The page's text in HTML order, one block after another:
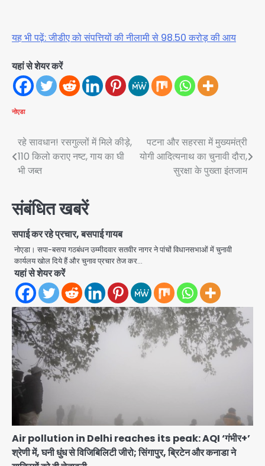
यह भी पढ़ें: जीडीए को संपत्तियों की नीलामी से 98.50 करोड़ की आय
यहां से शेयर करें
नोएडा
Post
navigation
रहे सावधान! रसगुल्लों में मिले कीड़े,
110 किलो कराए नष्ट, गाय का घी
भी जब्त
पटना और सहरसा में मुख्यमंत्री
योगी आदित्यनाथ का चुनावी दौरा,
सुरक्षा के पुख्ता इंतजाम
संबंधित खबरें
सपाई कर रहे प्रचार, बसपाई गायब
नोएडा। सपा-बसपा गठबंधन उम्मीदवार सतवीर नागर ने पांचों विधानसभाओं में चुनावी
कार्यलय खोल दिये हैं और चुनाव प्रचार तेज कर…
यहां से शेयर करें
Air pollution in Delhi reaches its peak: AQI ‘गंभीर+’
श्रेणी में, घनी धुंध से विजिबिलिटी जीरो; सिंगापुर, ब्रिटेन और कनाडा ने